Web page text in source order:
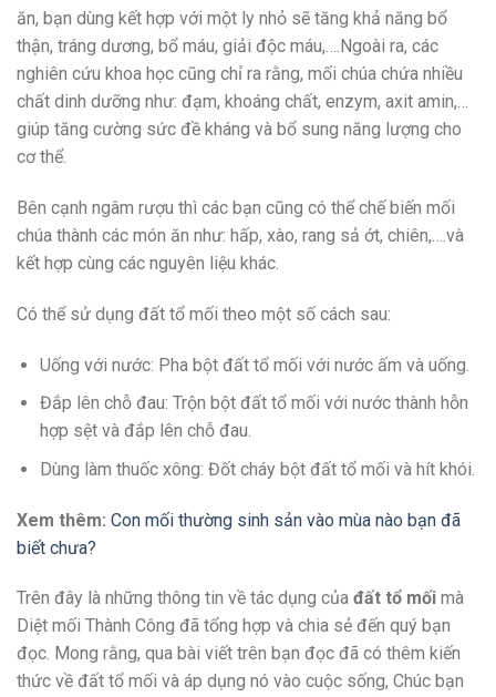
ăn, bạn dùng kết hợp với một ly nhỏ sẽ tăng khả năng bổ
thận, tráng dương, bổ máu, giải độc máu,….Ngoài ra, các
nghiên cứu khoa học cũng chỉ ra rằng, mối chúa chứa nhiều
chất dinh dưỡng như: đạm, khoáng chất, enzym, axit amin,…
giúp tăng cường sức đề kháng và bổ sung năng lượng cho
cơ thể.
Bên cạnh ngâm rượu thì các bạn cũng có thể chế biến mối
chúa thành các món ăn như: hấp, xào, rang sả ớt, chiên,….và
kết hợp cùng các nguyên liệu khác.
Có thể sử dụng đất tổ mối theo một số cách sau:
Uống với nước: Pha bột đất tổ mối với nước ấm và uống.
Đắp lên chỗ đau: Trộn bột đất tổ mối với nước thành hỗn
hợp sệt và đắp lên chỗ đau.
Dùng làm thuốc xông: Đốt cháy bột đất tổ mối và hít khói.
Xem thêm: Con mối thường sinh sản vào mùa nào bạn đã
biết chưa?
Trên đây là những thông tin về tác dụng của đất tổ mối mà
Diệt mối Thành Công đã tổng hợp và chia sẻ đến quý bạn
đọc. Mong rằng, qua bài viết trên bạn đọc đã có thêm kiến
thức về đất tổ mối và áp dụng nó vào cuộc sống, Chúc bạn